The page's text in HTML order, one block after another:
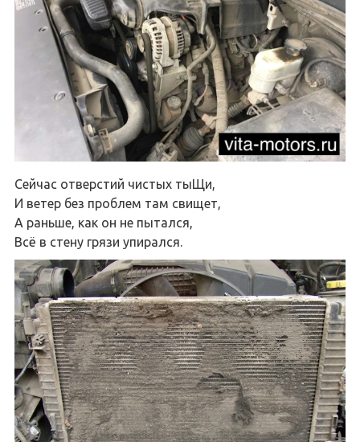
Сейчас отверстий чистых тыЩи,
И ветер без проблем там свищет,
А раньше, как он не пытался,
Всё в стену грязи упирался.